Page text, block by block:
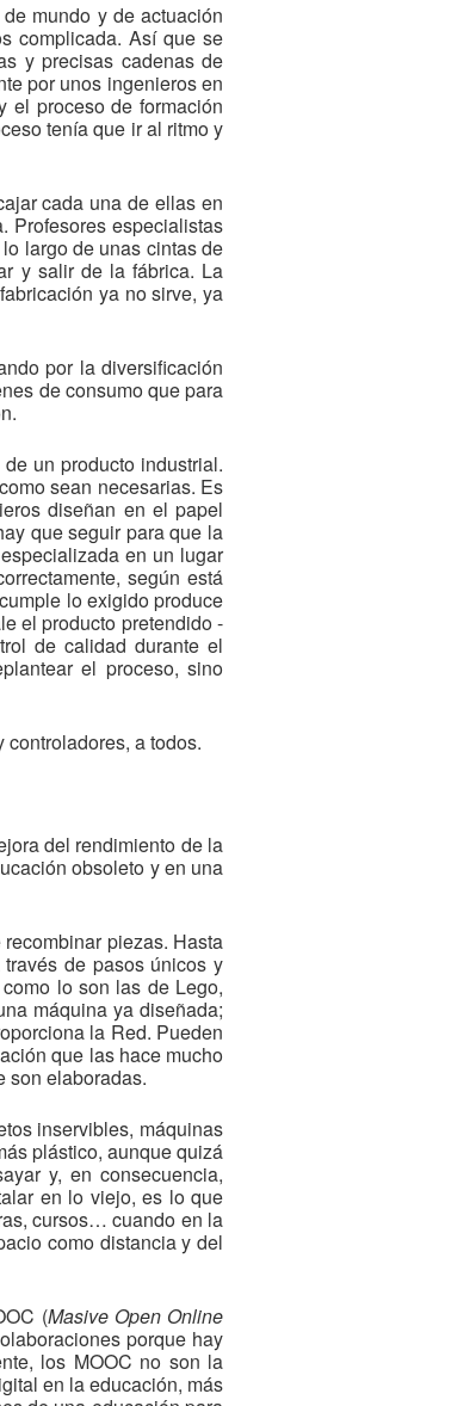
mundo y de actuación
complicada. Así que se
y precisas cadenas de
por unos ingenieros en
el proceso de formación
tenía que ir al ritmo y
cada una de ellas en
Profesores especialistas
largo de unas cintas de
y salir de la fábrica. La
ya no sirve, ya
por la diversificación
de consumo que para
un producto industrial.
sean necesarias. Es
diseñan en el papel
que seguir para que la
en un lugar
según está
lo exigido produce
el producto pretendido -
de calidad durante el
el proceso, sino
a todos.
del rendimiento de la
obsoleto y en una
piezas. Hasta
de pasos únicos y
lo son las de Lego,
máquina ya diseñada;
la Red. Pueden
que las hace mucho
son elaboradas.
inservibles, máquinas
plástico, aunque quizá
y, en consecuencia,
en lo viejo, es lo que
cursos… cuando en la
como distancia y del
(Masive Open Online
porque hay
los MOOC no son la
en la educación, más